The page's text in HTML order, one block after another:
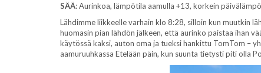
SÄÄ: Aurinkoa, lämpötila aamulla +13, korkein
Lähdimme liikkeelle varhain klo 8:28, silloin kun muutkin
huomasin pian lähdön jälkeen, että aurinko paistaa ihan
käytössä kaksi, auton oma ja tueksi hankittu TomTom –
aamuruuhkassa Etelään päin, kun suunta tietysti piti olla